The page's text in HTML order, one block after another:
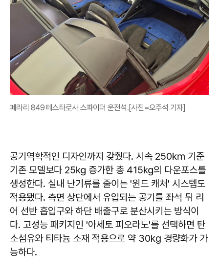
페라리 849 테스타로사 스파이더 운전석.[사진=오주석 기자]
공기역학적인 디자인까지 갖췄다. 시속 250㎞ 기준
기존 모델보다 25㎏ 증가한 총 415㎏의 다운포스를
생성한다. 실내 난기류를 줄이는 '윈드 캐처' 시스템도
적용됐다. 측면 상단에서 유입되는 공기를 좌석 뒤 리
어 선반 흡입구와 하단 배출구로 분산시키는 방식이
다. 고성능 패키지인 '아세토 피오라노'를 선택하면 탄
소섬유와 티타늄 소재 적용으로 약 30kg 경량화가 가
능하다.